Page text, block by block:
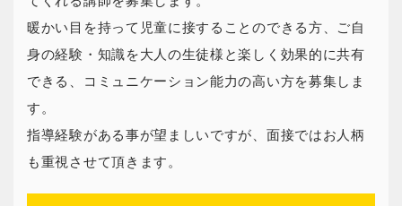
暖かい目を持って児童に接することのできる方、ご自
身の経験・知識を大人の生徒様と楽しく効果的に共有
できる、コミュニケーション能力の高い方を募集しま
す。
指導経験がある事が望ましいですが、面接ではお人柄
も重視させて頂きます。